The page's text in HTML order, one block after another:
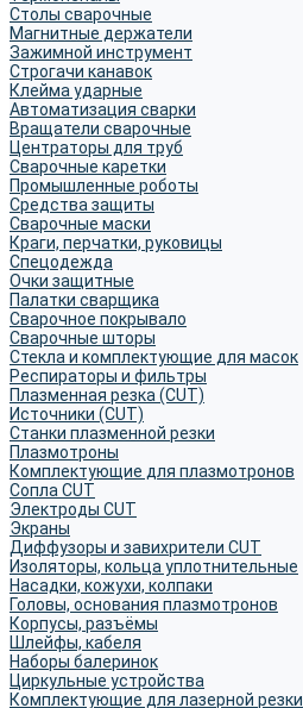
Столы сварочные
Магнитные держатели
Зажимной инструмент
Строгачи канавок
Клейма ударные
Автоматизация сварки
Вращатели сварочные
Центраторы для труб
Сварочные каретки
Промышленные роботы
Средства защиты
Сварочные маски
Краги, перчатки, руковицы
Спецодежда
Очки защитные
Палатки сварщика
Сварочное покрывало
Сварочные шторы
Стекла и комплектующие для масок
Респираторы и фильтры
Плазменная резка (CUT)
Источники (CUT)
Станки плазменной резки
Плазмотроны
Комплектующие для плазмотронов
Сопла CUT
Электроды CUT
Экраны
Диффузоры и завихрители CUT
Изоляторы, кольца уплотнительные
Насадки, кожухи, колпаки
Головы, основания плазмотронов
Корпусы, разъёмы
Шлейфы, кабеля
Наборы балеринок
Циркульные устройства
Комплектующие для лазерной резки